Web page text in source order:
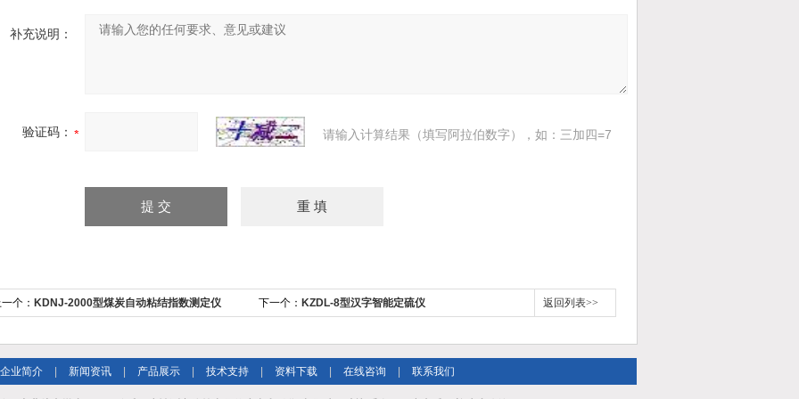
补充说明：
验证码： 请输入计算结果（填写阿拉伯数字），如：三加四=7
个： KDNJ-2000型煤炭自动粘结指数测定仪 下一个： KZDL-8型汉字智能定硫仪 返回列表>>
企业简介 新闻资讯 产品展示 技术支持 资料下载 在线咨询 联系我们